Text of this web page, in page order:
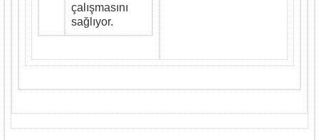
çalışmasını
sağlıyor.